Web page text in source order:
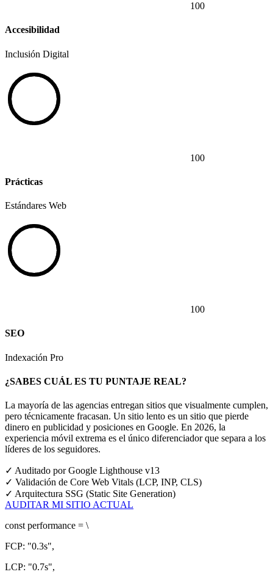
100
Accesibilidad
Inclusión Digital
100
Prácticas
Estándares Web
100
SEO
Indexación Pro
¿SABES CUÁL ES TU PUNTAJE REAL?
La mayoría de las agencias entregan sitios que visualmente cumplen,
pero técnicamente fracasan. Un sitio lento es un sitio que pierde
dinero en publicidad y posiciones en Google. En 2026, la
experiencia móvil extrema es el único diferenciador que separa a los
líderes de los seguidores.
✓ Auditado por Google Lighthouse v13
✓ Validación de Core Web Vitals (LCP, INP, CLS)
✓ Arquitectura SSG (Static Site Generation)
AUDITAR MI SITIO ACTUAL
const performance = \
FCP: "0.3s",
LCP: "0.7s",